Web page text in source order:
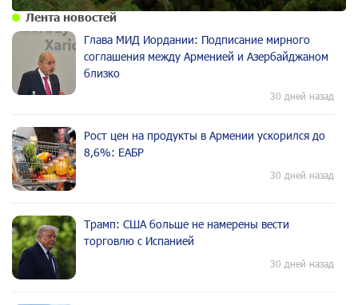
Лента новостей
Глава МИД Иордании: Подписание мирного
соглашения между Арменией и Азербайджаном
близко
30 дней назад
Рост цен на продукты в Армении ускорился до
8,6%: ЕАБР
30 дней назад
Трамп: США больше не намерены вести
торговлю с Испанией
30 дней назад